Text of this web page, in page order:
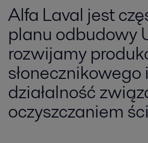
Alfa Laval jest
planu odbudowy
rozwijamy
słonecznikowego i
działalność
oczyszczaniem